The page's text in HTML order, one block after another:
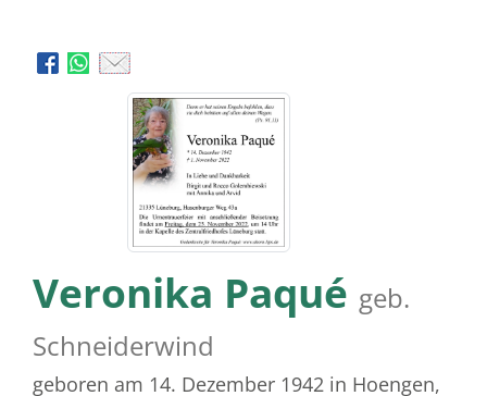
Veronika Paqué geb.
Schneiderwind
geboren am 14. Dezember 1942 in Hoengen,